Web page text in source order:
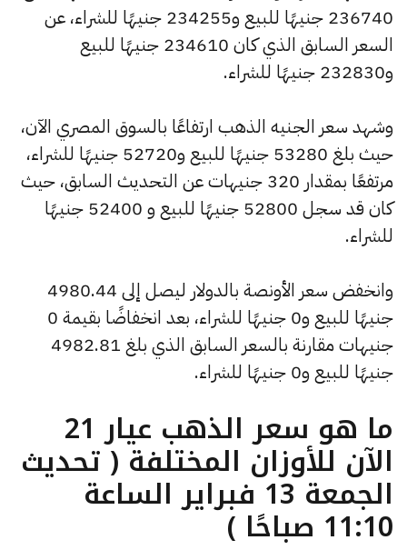
236740 جنيهًا للبيع و234255 جنيهًا للشراء، عن
السعر السابق الذي كان 234610 جنيهًا للبيع
و232830 جنيهًا للشراء.
وشهد سعر الجنيه الذهب ارتفاعًا بالسوق المصري الآن،
حيث بلغ 53280 جنيهًا للبيع و52720 جنيهًا للشراء،
مرتفعًا بمقدار 320 جنيهات عن التحديث السابق، حيث
كان قد سجل 52800 جنيهًا للبيع و 52400 جنيهًا
للشراء.
وانخفض سعر الأونصة بالدولار ليصل إلى 4980.44
جنيهًا للبيع و0 جنيهًا للشراء، بعد انخفاضًا بقيمة 0
جنيهات مقارنة بالسعر السابق الذي بلغ 4982.81
جنيهًا للبيع و0 جنيهًا للشراء.
ما هو سعر الذهب عيار 21
الآن للأوزان المختلفة ( تحديث
الجمعة 13 فبراير الساعة
11:10 صباحًا )